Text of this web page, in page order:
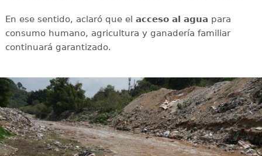
En ese sentido, aclaró que el acceso al agua para
consumo humano, agricultura y ganadería familiar
continuará garantizado.